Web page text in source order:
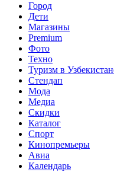
Город
Дети
Магазины
Premium
Фото
Техно
Туризм в
Стендап
Мода
Медиа
Скидки
Каталог
Спорт
Кинопремьеры
Авиа
Календарь